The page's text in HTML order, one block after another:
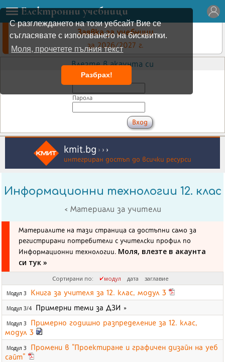
С разглеждането на този уебсайт Вие се
съгласявате с използването на бисквитки.
Моля, прочетете пълния текст
Разбрах!
Електронни учебници
Заявка за учебници
за 2026/2027 г.
Влезте в акаунта си
Имейл
Парола
kmit.bg › › ›
интегриран достъп до всички ресурси
Информационни технологии 12. клас
< Материали за учители
Материалите на тази страница са достъпни само за
регистрирани потребители с учителски профил по
Информационни технологии. Моля, влезте в акаунта
си тук »
Сортирани по: модул дата заглавие
Модул 3 Книга за учителя за 12. клас, модул 3
Модул 3/4 Примерни теми за ДЗИ »
Модул 3
Примерно годишно разпределение за 12. клас,
модул 3
Модул 3
Промени в “Проектиране и графичен дизайн на уеб
сайт”